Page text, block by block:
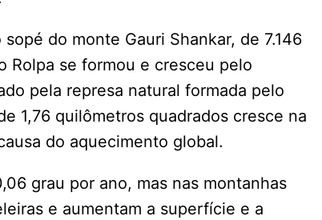
do monte Gauri Shankar, de 7.146
Rolpa se formou e cresceu pelo
pela represa natural formada pelo
1,76 quilômetros quadrados cresce na
do aquecimento global.
grau por ano, mas nas montanhas
e aumentam a superfície e a